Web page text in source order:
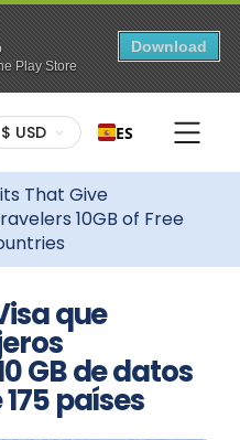
Play Store
Download
$ USD ES
That Give
10GB of Free
que
GB de datos
países